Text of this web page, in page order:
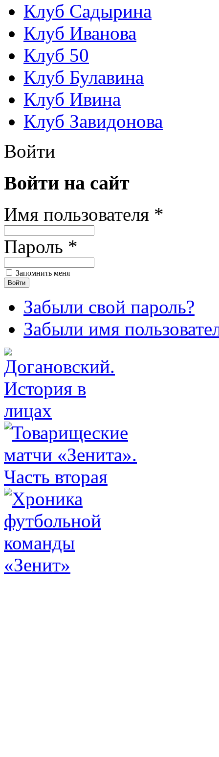
Клуб Садырина
Клуб Иванова
Клуб 50
Клуб Булавина
Клуб Ивина
Клуб Завидонова
Войти
Войти на сайт
Имя пользователя *
Пароль *
Запомнить меня
Забыли свой пароль?
Забыли имя